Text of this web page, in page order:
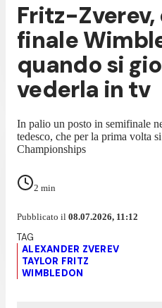
Fritz-
finale
quando si
vederla in tv
In palio un posto in semifinale
tedesco, che per la prima volta
Championships
2 min
Pubblicato il 08.07.2026, 11:12
ALEXANDER ZVEREV
TAYLOR FRITZ
WIMBLEDON